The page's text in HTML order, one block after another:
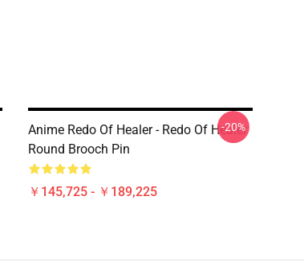
Anime Redo Of Healer - Redo Of Healer
Round Brooch Pin
￥145,725 - ￥189,225
-20%